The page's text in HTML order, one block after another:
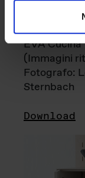
EVA Cucina
(Immagini
Fotografo:
Sternbach
Download